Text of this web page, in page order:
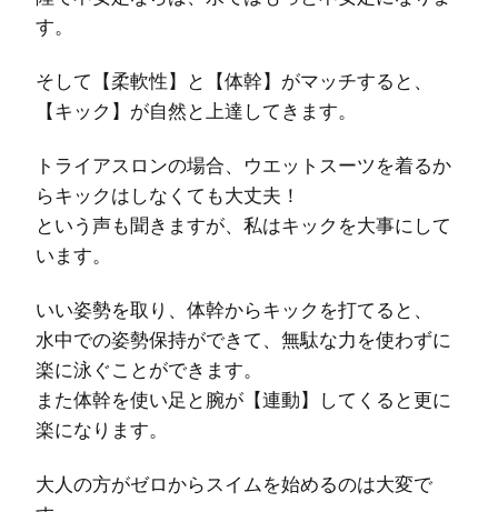
す。
そして【柔軟性】と【体幹】がマッチすると、
【キック】が自然と上達してきます。
トライアスロンの場合、ウエットスーツを着るか
らキックはしなくても大丈夫！
という声も聞きますが、私はキックを大事にして
います。
いい姿勢を取り、体幹からキックを打てると、
水中での姿勢保持ができて、無駄な力を使わずに
楽に泳ぐことができます。
また体幹を使い足と腕が【連動】してくると更に
楽になります。
大人の方がゼロからスイムを始めるのは大変で